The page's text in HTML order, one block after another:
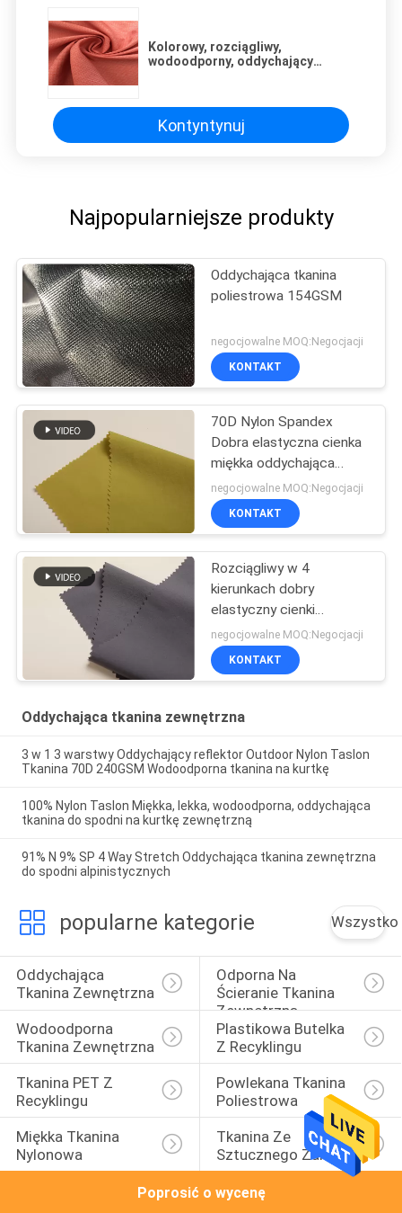
Kolorowy, rozciągliwy,
wodoodporny, oddychający
Kontyntynuj
Najpopularniejsze produkty
Oddychająca tkanina
poliestrowa 154GSM
negocjowalne MOQ:Negocjacji
KONTAKT
70D Nylon Spandex
Dobra elastyczna cienka
miękka oddychająca
tkanina
negocjowalne MOQ:Negocjacji
KONTAKT
Rozciągliwy w 4
kierunkach dobry
elastyczny cienki
spandex 40d nylonowy
materiał
negocjowalne MOQ:Negocjacji
KONTAKT
Oddychająca tkanina zewnętrzna
3 w 1 3 warstwy Oddychający reflektor Outdoor Nylon Taslon
Tkanina 70D 240GSM Wodoodporna tkanina na kurtkę
100% Nylon Taslon Miękka, lekka, wodoodporna, oddychająca
tkanina do spodni na kurtkę zewnętrzną
91% N 9% SP 4 Way Stretch Oddychająca tkanina zewnętrzna
do spodni alpinistycznych
popularne kategorie Wszystko
Oddychająca
Tkanina Zewnętrzna
Odporna Na
Ścieranie Tkanina
Zewnętrzna
Wodoodporna
Tkanina Zewnętrzna
Plastikowa Butelka
Z Recyklingu
Tkanina PET Z
Recyklingu
Powlekana Tkanina
Poliestrowa
Miękka Tkanina
Nylonowa
Tkanina Ze
Sztucznego Zamszu
Poprosić o wycenę